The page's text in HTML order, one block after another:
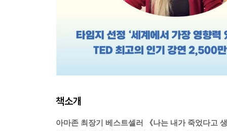
책소개
아마존 최장기 베스트셀러 《나는 내가 죽었다고